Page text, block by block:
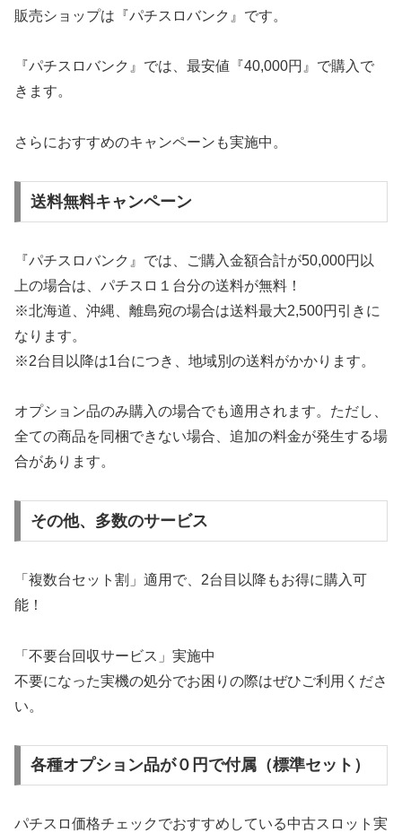
販売ショップは『パチスロバンク』です。
『パチスロバンク』では、最安値『40,000円』で購入で
きます。
さらにおすすめのキャンペーンも実施中。
送料無料キャンペーン
『パチスロバンク』では、ご購入金額合計が50,000円以
上の場合は、パチスロ１台分の送料が無料！
※北海道、沖縄、離島宛の場合は送料最大2,500円引きに
なります。
※2台目以降は1台につき、地域別の送料がかかります。
オプション品のみ購入の場合でも適用されます。ただし、
全ての商品を同梱できない場合、追加の料金が発生する場
合があります。
その他、多数のサービス
「複数台セット割」適用で、2台目以降もお得に購入可
能！
「不要台回収サービス」実施中
不要になった実機の処分でお困りの際はぜひご利用くださ
い。
各種オプション品が０円で付属（標準セット）
パチスロ価格チェックでおすすめしている中古スロット実